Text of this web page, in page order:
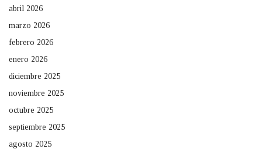
abril 2026
marzo 2026
febrero 2026
enero 2026
diciembre 2025
noviembre 2025
octubre 2025
septiembre 2025
agosto 2025